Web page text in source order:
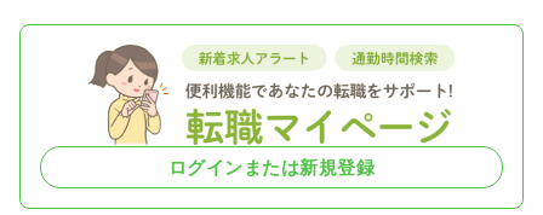
ログインまたは新規登録